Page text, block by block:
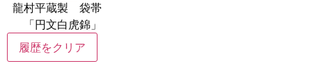
龍村平蔵製 袋帯
「円文白虎錦」
履歴をクリア